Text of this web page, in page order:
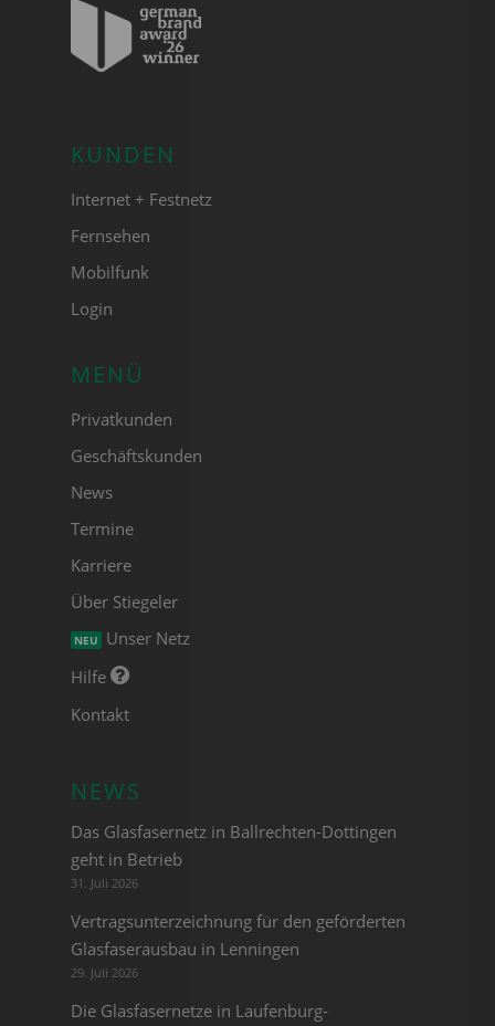
KUNDEN
Internet + Festnetz
Fernsehen
Mobilfunk
Login
MENÜ
Privatkunden
Geschäftskunden
News
Termine
Karriere
Über Stiegeler
NEU
Unser Netz
Hilfe
Kontakt
NEWS
Das Glasfasernetz in Ballrechten-Dottingen
geht in Betrieb
31. Juli 2026
Vertragsunterzeichnung für den geförderten
Glasfaserausbau in Lenningen
29. Juli 2026
Die Glasfasernetze in Laufenburg-